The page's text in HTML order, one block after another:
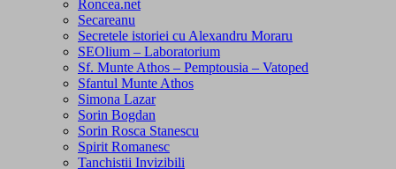
Roncea.net
Secareanu
Secretele istoriei cu Alexandru Moraru
SEOlium – Laboratorium
Sf. Munte Athos – Pemptousia – Vatoped
Sfantul Munte Athos
Simona Lazar
Sorin Bogdan
Sorin Rosca Stanescu
Spirit Romanesc
Tanchistii Invizibili